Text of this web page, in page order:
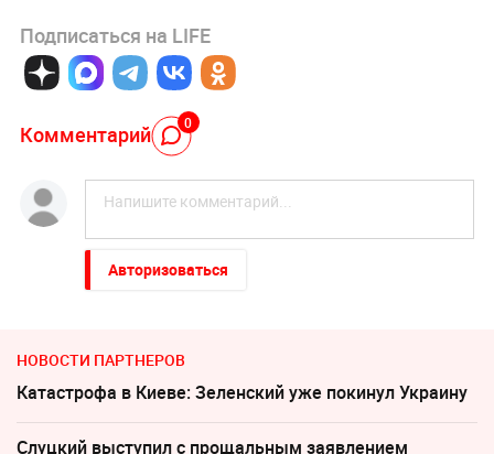
Подписаться на LIFE
Комментарий 0
Авторизоваться
НОВОСТИ ПАРТНЕРОВ
Катастрофа в Киеве: Зеленский уже покинул Украину
Слуцкий выступил с прощальным заявлением